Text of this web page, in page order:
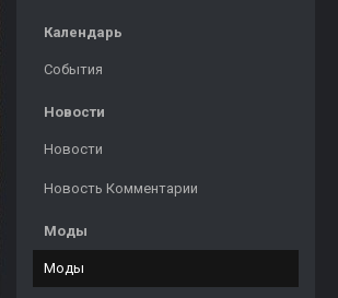
Календарь
События
Новости
Новости
Новость Комментарии
Моды
Моды